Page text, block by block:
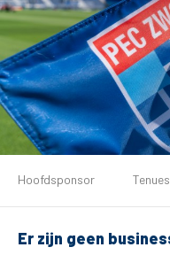
Tickets
Matchdays
Hoofdsponsor
Er zijn geen